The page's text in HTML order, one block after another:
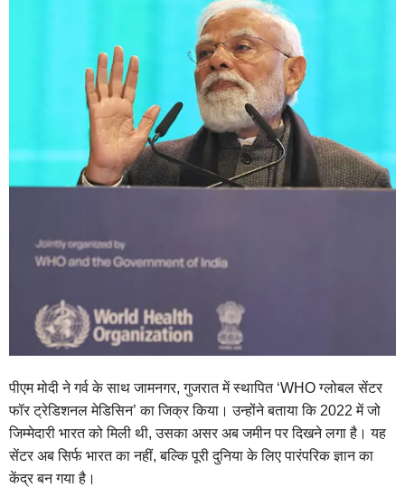
पीएम मोदी ने गर्व के साथ जामनगर, गुजरात में स्थापित ‘WHO ग्लोबल सेंटर
फॉर ट्रेडिशनल मेडिसिन’ का जिक्र किया। उन्होंने बताया कि 2022 में जो
जिम्मेदारी भारत को मिली थी, उसका असर अब जमीन पर दिखने लगा है। यह
सेंटर अब सिर्फ भारत का नहीं, बल्कि पूरी दुनिया के लिए पारंपरिक ज्ञान का
केंद्र बन गया है।